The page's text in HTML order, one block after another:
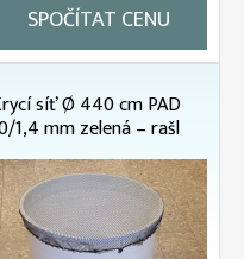
SPOČÍTAT CENU
síť Ø 440 cm PAD
1,4 mm zelená – rašl